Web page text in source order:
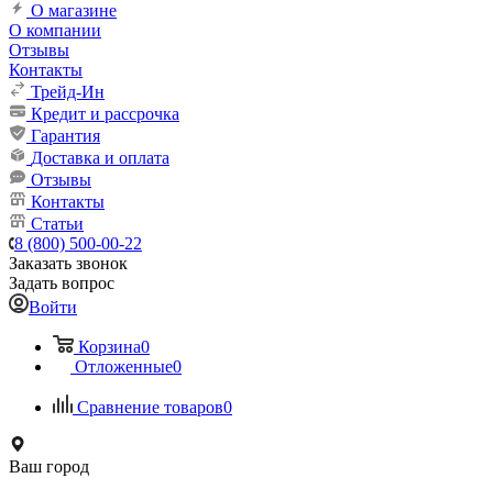
О магазине
О компании
Отзывы
Контакты
Трейд-Ин
Кредит и рассрочка
Гарантия
Доставка и оплата
Отзывы
Контакты
Статьи
8 (800) 500-00-22
Заказать звонок
Задать вопрос
Войти
Корзина0
Отложенные0
Сравнение товаров0
Ваш город